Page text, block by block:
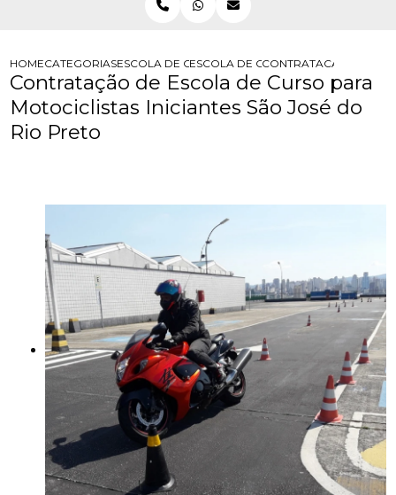
HOMECATEGORIASESCOLA DE CURSOS PARA MOTOCICLISTAS
ESCOLA DE CURSO DE PILOTAGEM
CONTRATACAO DE
Contratação de Escola de Curso para
Motociclistas Iniciantes São José do
Rio Preto